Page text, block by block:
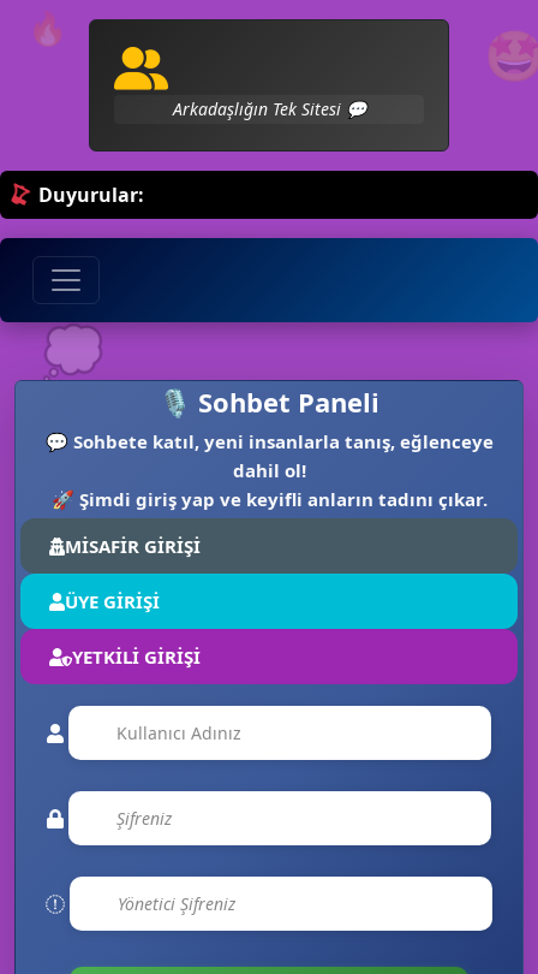
💖
🔥
💭
Arkadaşlığın Tek Sitesi 💬
Duyurular:
🎙️ Sohbet Paneli
💬 Sohbete katıl, yeni insanlarla tanış, eğlenceye
dahil ol!
🚀 Şimdi giriş yap ve keyifli anların tadını çıkar.
MİSAFİR GİRİŞİ
ÜYE GİRİŞİ
YETKİLİ GİRİŞİ